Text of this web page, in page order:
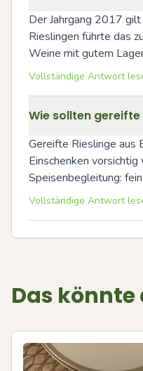
Der Jahrgang 2017
Rieslingen führte das
Weine mit gutem
Vollständige Antwort
Wie sollten
Gereifte Rieslinge aus
Einschenken
Speisenbegleitung:
Vollständige Antwort
Das